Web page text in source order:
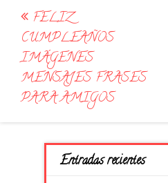
Post
navigation
FELIZ
CUMPLEAÑOS
IMÁGENES
MENSAJES FRASES
PARA AMIGOS
Entradas recientes